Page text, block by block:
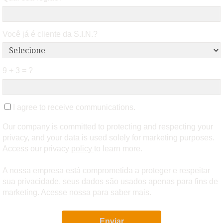
Você já é cliente da S.I.N.?
9 + 3 = ?
I agree to receive communications.
Our company is committed to protecting and respecting your
privacy, and your data is used solely for marketing purposes.
Access our privacy policy to learn more.
A nossa empresa está comprometida a proteger e respeitar
sua privacidade, seus dados são usados apenas para fins de
marketing. Acesse nossa para saber mais.
Enviar